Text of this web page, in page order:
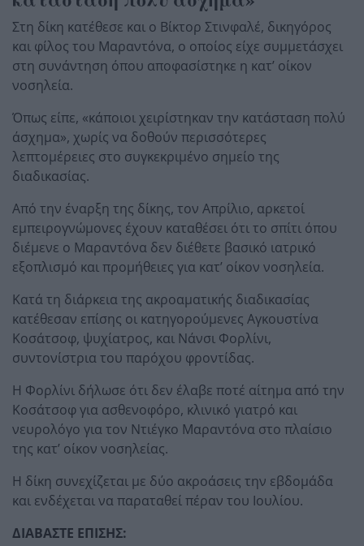
Στη δίκη κατέθεσε και ο Βίκτορ Στινφαλέ, δικηγόρος
και φίλος του Μαραντόνα, ο οποίος είχε συμμετάσχει
στη συνάντηση όπου αποφασίστηκε η κατ’ οίκον
νοσηλεία.
Όπως είπε, «κάποιοι χειρίστηκαν την κατάσταση πολύ
άσχημα», χωρίς να δοθούν περισσότερες
λεπτομέρειες στο συγκεκριμένο σημείο της
διαδικασίας.
Από την έναρξη της δίκης, τον Απρίλιο, αρκετοί
εμπειρογνώμονες έχουν καταθέσει ότι το σπίτι όπου
διέμενε ο Μαραντόνα δεν διέθετε βασικό ιατρικό
εξοπλισμό και προμήθειες για κατ’ οίκον νοσηλεία.
Κατά τη διάρκεια της ακροαματικής διαδικασίας
κατέθεσαν επίσης οι κατηγορούμενες Αγκουστίνα
Κοσάτσοφ, ψυχίατρος, και Νάνσι Φορλίνι,
συντονίστρια του παρόχου φροντίδας.
Η Φορλίνι δήλωσε ότι δεν έλαβε ποτέ αίτημα από την
Κοσάτσοφ για ασθενοφόρο, κλινικό γιατρό και
νευρολόγο για τον Ντιέγκο Μαραντόνα στο πλαίσιο
της κατ’ οίκον νοσηλείας.
Η δίκη συνεχίζεται με δύο ακροάσεις την εβδομάδα
και ενδέχεται να παραταθεί πέραν του Ιουλίου.
ΔΙΑΒΑΣΤΕ ΕΠΙΣΗΣ: